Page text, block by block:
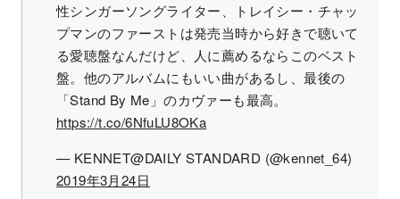
性シンガーソングライター、トレイシー・チャッ
プマンのファーストは発売当時から好きで聴いて
る愛聴盤なんだけど、人に薦めるならこのベスト
盤。他のアルバムにもいい曲があるし、最後の
「Stand By Me」のカヴァーも最高。
https://t.co/6NfuLU8OKa
— KENNET@DAILY STANDARD (@kennet_64)
2019年3月24日